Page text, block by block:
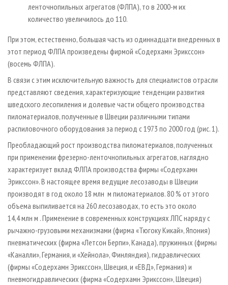
ленточнопильных агрегатов (ФЛПА), то в 2000-м их
количество увеличилось до 110.
При этом, естественно, большая часть из одиннадцати внедренных в
этот период ФЛПА произведены фирмой «Содерхамн Эрикссон»
(восемь ФЛПА).
В связи с этим исключительную важность для специалистов отрасли
представляют сведения, характеризующие тенденции развития
шведского лесопиления и долевые части общего производства
пиломатериалов, полученные в Швеции различными типами
распиловочного оборудования за период с 1973 по 2000 год (рис. 1).
Преобладающий рост производства пиломатериалов, полученных
при применении фрезерно-ленточнопильных агрегатов, наглядно
характеризует вклад ФЛПА производства фирмы «Содерхамн
Эрикссон». В настоящее время ведущие лесозаводы в Швеции
производят в год около 18 млн м пиломатериалов. 80 % от этого
объема выпиливается на 260 лесозаводах, то есть это около
14,4 млн м . Применение в современных конструкциях ЛПС наряду с
рычажно-грузовыми механизмами (фирма «Тюгоку Кикай», Япония)
пневматических (фирма «Летсон Берпи», Канада), пружинных (фирмы
«Каналли», Германия, и «Хейнола», Финляндия), гидравлических
(фирмы «Содерхамн Эрикссон», Швеция, и «ЕВД», Германия) и
пневмогидравлических (фирма «Содерхамн Эрикссон», Швеция)